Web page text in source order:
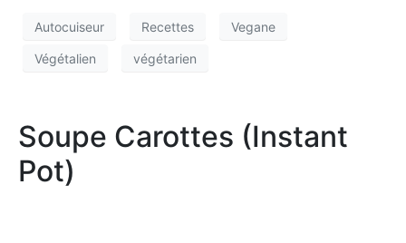
Autocuiseur Recettes Vegane
Végétalien végétarien
Soupe Carottes (Instant
Pot)